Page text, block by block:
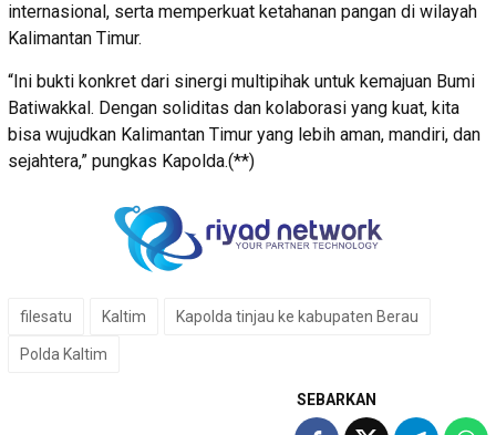
internasional, serta memperkuat ketahanan pangan di wilayah
Kalimantan Timur.
“Ini bukti konkret dari sinergi multipihak untuk kemajuan Bumi
Batiwakkal. Dengan soliditas dan kolaborasi yang kuat, kita
bisa wujudkan Kalimantan Timur yang lebih aman, mandiri, dan
sejahtera,” pungkas Kapolda.(**)
filesatu Kaltim Kapolda tinjau ke kabupaten Berau
Polda Kaltim
SEBARKAN